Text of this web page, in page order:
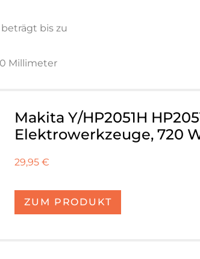
bis zu
Millimeter
Makita Y/HP2051H
Elektrowerkzeuge, 720
29,95 €
ZUM PRODUKT